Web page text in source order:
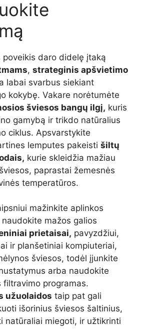
poveikis daro didelę įtaką
, strateginis apšvietimo
labai svarbus siekiant
kokybę. Vakare norėtumėte
šviesos bangų ilgį, kuris
gamybą ir trikdo natūralius
ciklus. Apsvarstykite
lemputes pakeisti šiltų
kurie skleidžia mažiau
paprastai žemesnės
temperatūros.
mažinkite aplinkos
mažos galios
prietaisai, pavyzdžiui,
ir planšetiniai kompiuteriai,
šviesos, todėl įjunkite
arba naudokite
filtravimo programas.
užuolaidos taip pat gali
išorinius šviesos šaltinius,
natūraliai miegoti, ir užtikrinti